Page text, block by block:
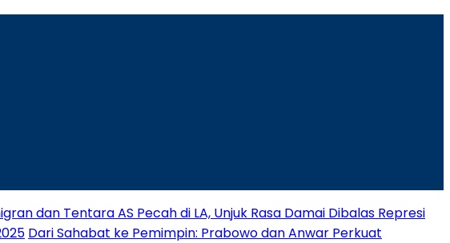
dan Tentara AS Pecah di LA, Unjuk Rasa Damai Dibalas Represi
Dari Sahabat ke Pemimpin: Prabowo dan Anwar Perkuat